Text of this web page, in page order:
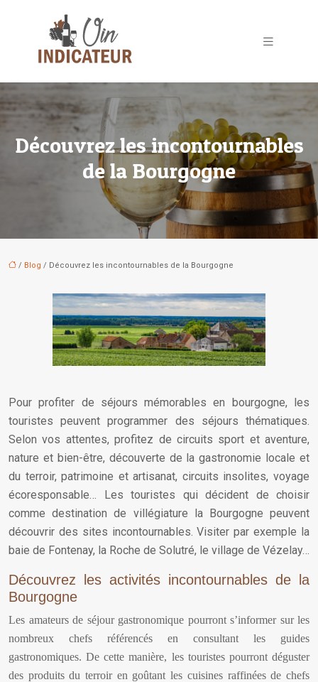
Découvrez les incontournables
de la Bourgogne
/ Blog / Découvrez les incontournables de la Bourgogne
Pour profiter de séjours mémorables en bourgogne, les
touristes peuvent programmer des séjours thématiques.
Selon vos attentes, profitez de circuits sport et aventure,
nature et bien-être, découverte de la gastronomie locale et
du terroir, patrimoine et artisanat, circuits insolites, voyage
écoresponsable… Les touristes qui décident de choisir
comme destination de villégiature la Bourgogne peuvent
découvrir des sites incontournables. Visiter par exemple la
baie de Fontenay, la Roche de Solutré, le village de Vézelay…
Découvrez les activités incontournables de la
Bourgogne
Les amateurs de séjour gastronomique pourront s’informer sur les
nombreux chefs référencés en consultant les guides
gastronomiques. De cette manière, les touristes pourront déguster
des produits du terroir en goûtant les cuisines raffinées de chefs